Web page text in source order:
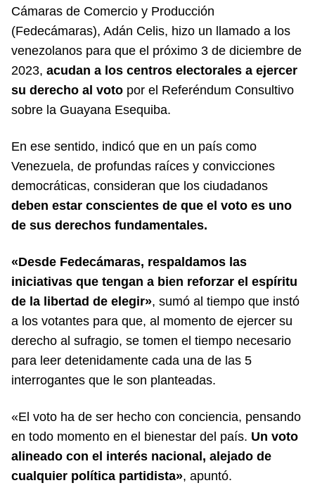
Cámaras de Comercio y Producción
(Fedecámaras), Adán Celis, hizo un llamado a los
venezolanos para que el próximo 3 de diciembre de
2023, acudan a los centros electorales a ejercer
su derecho al voto por el Referéndum Consultivo
sobre la Guayana Esequiba.
En ese sentido, indicó que en un país como
Venezuela, de profundas raíces y convicciones
democráticas, consideran que los ciudadanos
deben estar conscientes de que el voto es uno
de sus derechos fundamentales.
«Desde Fedecámaras, respaldamos las
iniciativas que tengan a bien reforzar el espíritu
de la libertad de elegir», sumó al tiempo que instó
a los votantes para que, al momento de ejercer su
derecho al sufragio, se tomen el tiempo necesario
para leer detenidamente cada una de las 5
interrogantes que le son planteadas.
«El voto ha de ser hecho con conciencia, pensando
en todo momento en el bienestar del país. Un voto
alineado con el interés nacional, alejado de
cualquier política partidista», apuntó.